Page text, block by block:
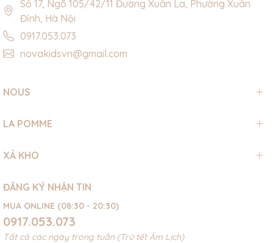
Số 17, Ngõ 105/42/11 Đường Xuân La, Phường Xuân
Đỉnh, Hà Nội
0917.053.073
novakidsvn@gmail.com
NOUS
LA POMME
XẢ KHO
ĐĂNG KÝ NHẬN TIN
MUA ONLINE (08:30 - 20:30)
0917.053.073
Tất cả các ngày trong tuần (Trừ tết Âm Lịch)